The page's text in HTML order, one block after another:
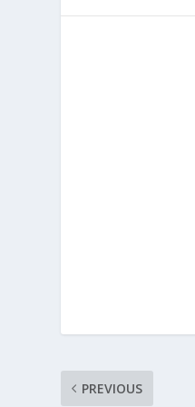
PREVIOUS